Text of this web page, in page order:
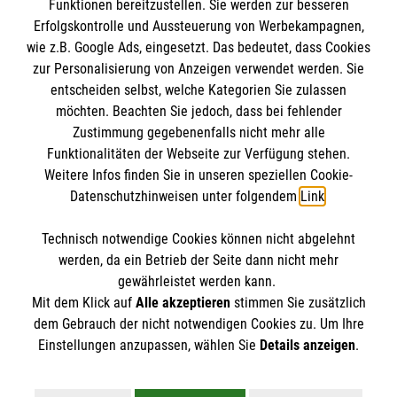
Impressum
Datenschutz
Barrierefreiheit
Kontakt
Die Malteser
Malteser in Deutschland
Malteserorden
Sharepoint
Spendenkonto
Bank: Volksbank Mittlere Neckar e.G.
IBAN: DE24 6129 0120 0381 7200 04
BIC: GENODES1NUE
So finden Sie uns
Hans-Böckler-Straße 1
73230 Kirchheim unter Teck
Der Malteser Hilfsdienst e.V. ist als eingetragene
Gewerbesteuer befreit.
Funktionen bereitzustellen. Sie werden zur besseren
Erfolgskontrolle und Aussteuerung von Werbekampagnen,
wie z.B. Google Ads, eingesetzt. Das bedeutet, dass Cookies
zur Personalisierung von Anzeigen verwendet werden. Sie
entscheiden selbst, welche Kategorien Sie zulassen
möchten. Beachten Sie jedoch, dass bei fehlender
Zustimmung gegebenenfalls nicht mehr alle
Funktionalitäten der Webseite zur Verfügung stehen.
Weitere Infos finden Sie in unseren speziellen Cookie-
Datenschutzhinweisen unter folgendem Link.
Technisch notwendige Cookies können nicht abgelehnt
werden, da ein Betrieb der Seite dann nicht mehr
gewährleistet werden kann.
Mit dem Klick auf Alle akzeptierenstimmen Sie zusätzlich
dem Gebrauch der nicht notwendigen Cookies zu. Um Ihre
Einstellungen anzupassen, wählen Sie Details anzeigen.